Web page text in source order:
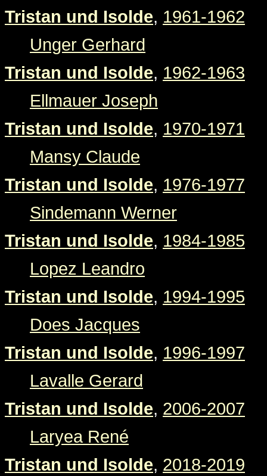
Tristan und Isolde, 1961-1962
Unger Gerhard
Tristan und Isolde, 1962-1963
Ellmauer Joseph
Tristan und Isolde, 1970-1971
Mansy Claude
Tristan und Isolde, 1976-1977
Sindemann Werner
Tristan und Isolde, 1984-1985
Lopez Leandro
Tristan und Isolde, 1994-1995
Does Jacques
Tristan und Isolde, 1996-1997
Lavalle Gerard
Tristan und Isolde, 2006-2007
Laryea René
Tristan und Isolde, 2018-2019